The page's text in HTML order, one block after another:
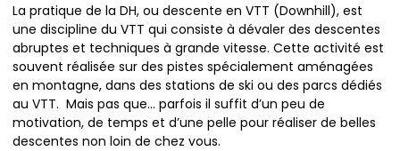
La pratique de la DH, ou descente en VTT (Downhill), est
une discipline du VTT qui consiste à dévaler des descentes
abruptes et techniques à grande vitesse. Cette activité est
souvent réalisée sur des pistes spécialement aménagées
en montagne, dans des stations de ski ou des parcs dédiés
au VTT. Mais pas que… parfois il suffit d’un peu de
motivation, de temps et d’une pelle pour réaliser de belles
descentes non loin de chez vous.